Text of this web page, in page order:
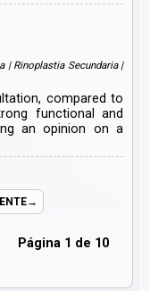
| Rinoplastia Secundaria |
compared to
functional and
an opinion on a
Página 1 de 10